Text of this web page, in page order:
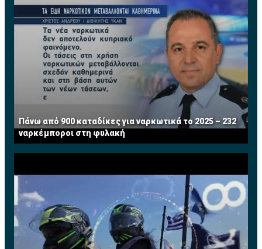
Πάνω από 900 καταδίκες για ναρκωτικά το 2025 – 232
ναρκέμποροι στη φυλακή